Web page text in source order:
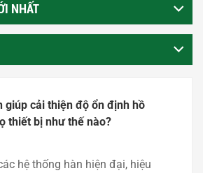
NHẤT
giúp cải thiện độ ổn định hồ
thiết bị như thế nào?
hệ thống hàn hiện đại, hiệu